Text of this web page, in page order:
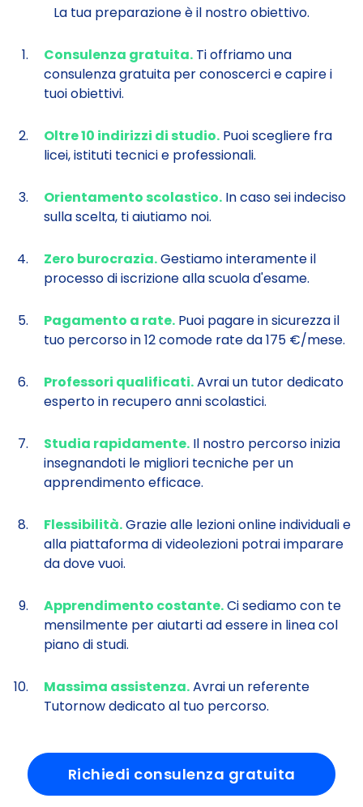
La tua preparazione è il nostro obiettivo.
Consulenza gratuita. Ti offriamo una
consulenza gratuita per conoscerci e capire i
tuoi obiettivi.
Oltre 10 indirizzi di studio. Puoi scegliere fra
licei, istituti tecnici e professionali.
Orientamento scolastico. In caso sei indeciso
sulla scelta, ti aiutiamo noi.
Zero burocrazia.Gestiamo interamente il
processo di iscrizione alla scuola d'esame.
Pagamento a rate. Puoi pagare in sicurezza il
tuo percorso in 12 comode rate da 175 €/mese.
Professori qualificati.Avrai un tutor dedicato
esperto in recupero anni scolastici.
Studia rapidamente. Il nostro percorso inizia
insegnandoti le migliori tecniche per un
apprendimento efficace.
Flessibilità.Grazie alle lezioni online individuali e
alla piattaforma di videolezioni potrai imparare
da dove vuoi.
Apprendimento costante.Ci sediamo con te
mensilmente per aiutarti ad essere in linea col
piano di studi.
Massima assistenza.Avrai un referente
Tutornow dedicato al tuo percorso.
Richiedi consulenza gratuita